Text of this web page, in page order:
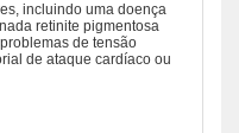
incluindo uma doença
retinite pigmentosa
de tensão
de ataque cardíaco ou